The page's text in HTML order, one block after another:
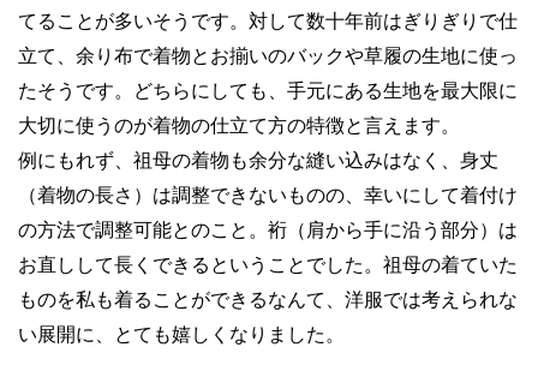
てることが多いそうです。対して数十年前はぎりぎりで仕
立て、余り布で着物とお揃いのバックや草履の生地に使っ
たそうです。どちらにしても、手元にある生地を最大限に
大切に使うのが着物の仕立て方の特徴と言えます。
例にもれず、祖母の着物も余分な縫い込みはなく、身丈
（着物の長さ）は調整できないものの、幸いにして着付け
の方法で調整可能とのこと。裄（肩から手に沿う部分）は
お直しして長くできるということでした。祖母の着ていた
ものを私も着ることができるなんて、洋服では考えられな
い展開に、とても嬉しくなりました。